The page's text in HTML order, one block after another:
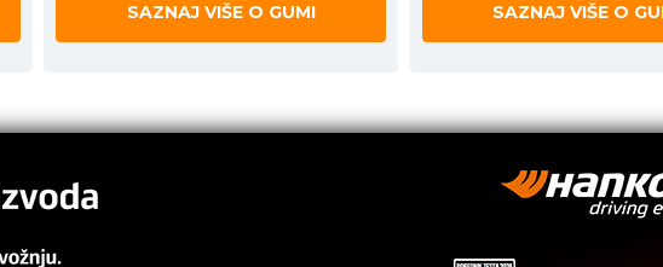
SAZNAJ VIŠE O GUMI SAZNAJ VIŠE O